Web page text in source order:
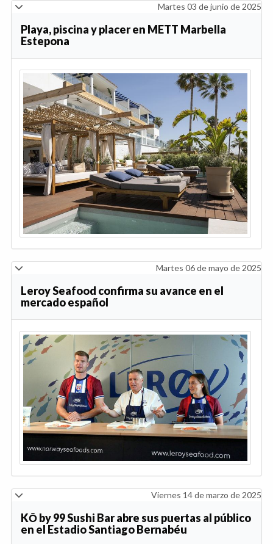
Martes 03 de junio de 2025
Playa, piscina y placer en METT Marbella
Estepona
Martes 06 de mayo de 2025
Leroy Seafood confirma su avance en el
mercado español
Viernes 14 de marzo de 2025
KŌ by 99 Sushi Bar abre sus puertas al público
en el Estadio Santiago Bernabéu